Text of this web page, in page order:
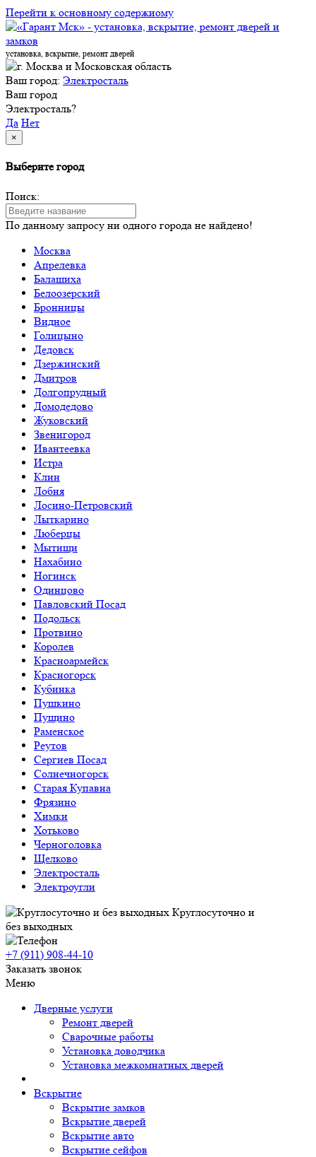
Перейти к основному содержиому
установка, вскрытие, ремонт дверей
Ваш город: Электросталь
Ваш город
Электросталь?
Да Нет
×
Выберите город
Поиск:
По данному запросу ни одного города не найдено!
Москва
Апрелевка
Балашиха
Белоозерский
Бронницы
Видное
Голицыно
Дедовск
Дзержинский
Дмитров
Долгопрудный
Домодедово
Жуковский
Звенигород
Ивантеевка
Истра
Клин
Лобня
Лосино-Петровский
Лыткарино
Люберцы
Мытищи
Нахабино
Ногинск
Одинцово
Павловский Посад
Подольск
Протвино
Королев
Красноармейск
Красногорск
Кубинка
Пушкино
Пущино
Раменское
Реутов
Сергиев Посад
Солнечногорск
Старая Купавна
Фрязино
Химки
Хотьково
Черноголовка
Щелково
Электросталь
Электроугли
Круглосуточно и
без выходных
+7 (911) 908-44-10
Заказать звонок
Меню
Дверные услуги
Ремонт дверей
Сварочные работы
Установка доводчика
Установка межкомнатных дверей
Вскрытие
Вскрытие замков
Вскрытие дверей
Вскрытие авто
Вскрытие сейфов